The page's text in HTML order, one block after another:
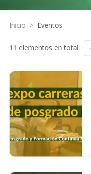
Inicio > Eventos
11 elementos en total: